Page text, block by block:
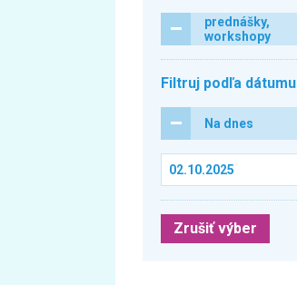
prednášky,
workshopy
Filtruj podľa dátumu
Na dnes
Zrušiť výber